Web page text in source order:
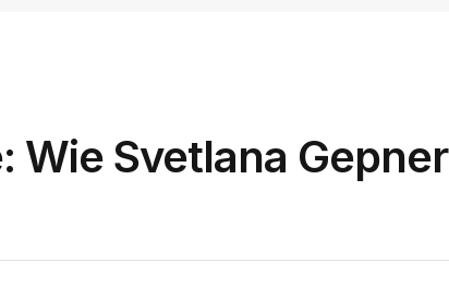
Svetlana Gepner